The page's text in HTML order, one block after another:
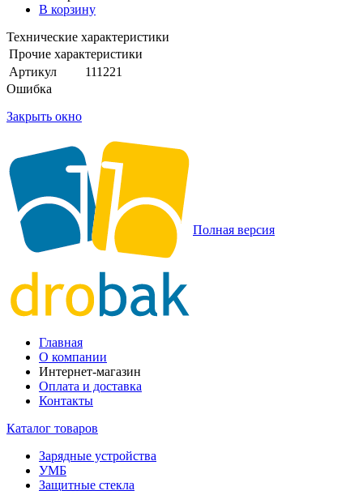
В корзину
Технические характеристики
Прочие характеристики
Артикул
111221
Ошибка
Закрыть окно
Полная версия
Главная
О компании
Интернет-магазин
Оплата и доставка
Контакты
Каталог товаров
Зарядные устройства
УМБ
Защитные стекла